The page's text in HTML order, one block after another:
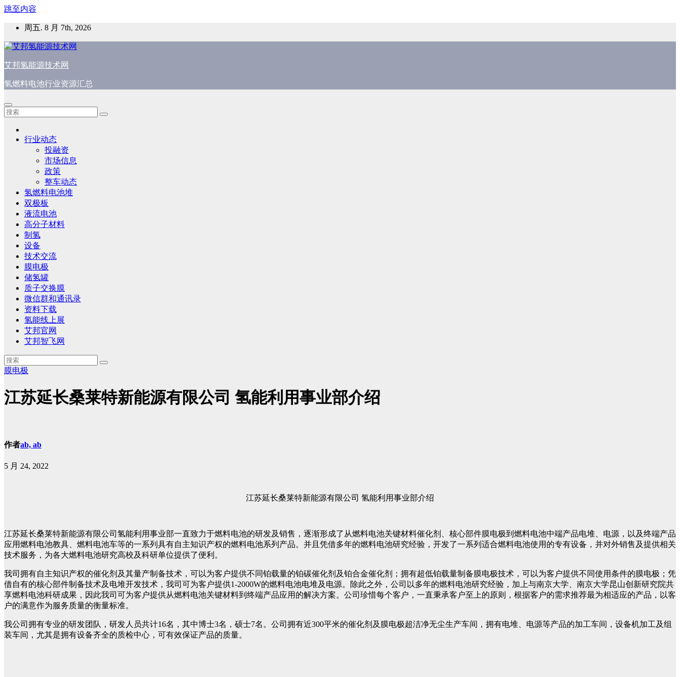
跳至内容
周五. 8 月 7th, 2026
艾邦氢能源技术网
氢燃料电池行业资源汇总
行业动态
投融资
市场信息
政策
整车动态
氢燃料电池堆
双极板
液流电池
高分子材料
制氢
设备
技术交流
膜电极
储氢罐
质子交换膜
微信群和通讯录
资料下载
氢能线上展
艾邦官网
艾邦智飞网
膜电极
江苏延长桑莱特新能源有限公司 氢能利用事业部介绍
作者ab, ab
5 月 24, 2022
江苏延长桑莱特新能源有限公司 氢能利用事业部介绍
江苏延长桑莱特新能源有限公司氢能利用事业部一直致力于燃料电池的研发及销售，逐渐形成了从燃料电池关键材料催化剂、核心部件膜电极到燃料电池中端产品电堆、电源，以及终端产品
应用燃料电池教具、燃料电池车等的一系列具有自主知识产权的燃料电池系列产品。并且凭借多年的燃料电池研究经验，开发了一系列适合燃料电池使用的专有设备，并对外销售及提供相关
技术服务，为各大燃料电池研究高校及科研单位提供了便利。
我司拥有自主知识产权的催化剂及其量产制备技术，可以为客户提供不同铂载量的铂碳催化剂及铂合金催化剂；拥有超低铂载量制备膜电极技术，可以为客户提供不同使用条件的膜电极；凭
借自有的核心部件制备技术及电堆开发技术，我司可为客户提供1-2000W的燃料电池电堆及电源。除此之外，公司以多年的燃料电池研究经验，加上与南京大学、南京大学昆山创新研究院共
享燃料电池科研成果，因此我司可为客户提供从燃料电池关键材料到终端产品应用的解决方案。公司珍惜每个客户，一直秉承客户至上的原则，根据客户的需求推荐最为相适应的产品，以客
户的满意作为服务质量的衡量标准。
我公司拥有专业的研发团队，研发人员共计16名，其中博士3名，硕士7名。公司拥有近300平米的催化剂及膜电极超洁净无尘生产车间，拥有电堆、电源等产品的加工车间，设备机加工及组
装车间，尤其是拥有设备齐全的质检中心，可有效保证产品的质量。